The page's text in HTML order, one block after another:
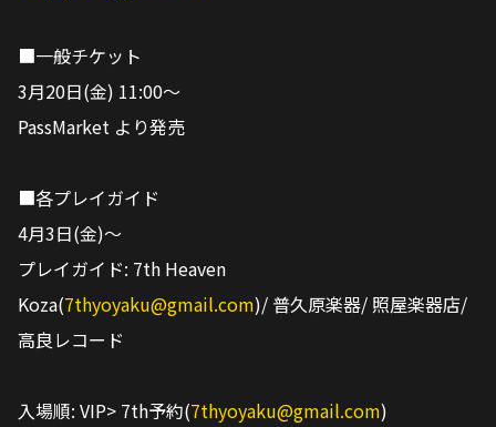
■一般チケット
3月20日(金) 11:00〜
PassMarket より発売
■各プレイガイド
4月3日(金)〜
プレイガイド: 7th Heaven
Koza(7thyoyaku@gmail.com)/ 普久原楽器/ 照屋楽器店/
高良レコード
入場順: VIP> 7th予約(7thyoyaku@gmail.com)